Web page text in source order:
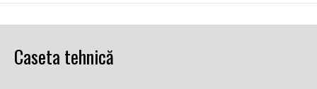
Caseta tehnică